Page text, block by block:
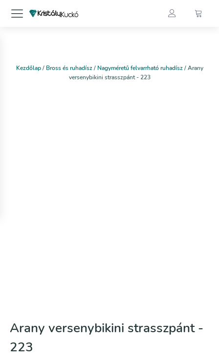
Kezdőlap/ Bross és ruhadísz/ Nagyméretű felvarrható ruhadísz/ Arany
versenybikini strasszpánt - 223
Arany versenybikini strasszpánt -
223